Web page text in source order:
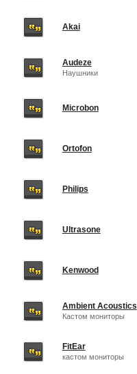
Akai
Audeze
Наушники
Microbon
Ortofon
Philips
Ultrasone
Kenwood
Ambient Acoustics
Кастом мониторы
FitEar
кастом мониторы